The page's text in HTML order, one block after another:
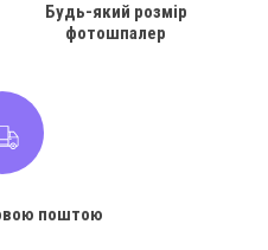
Будь-який розмір
фотошпалер
поштою